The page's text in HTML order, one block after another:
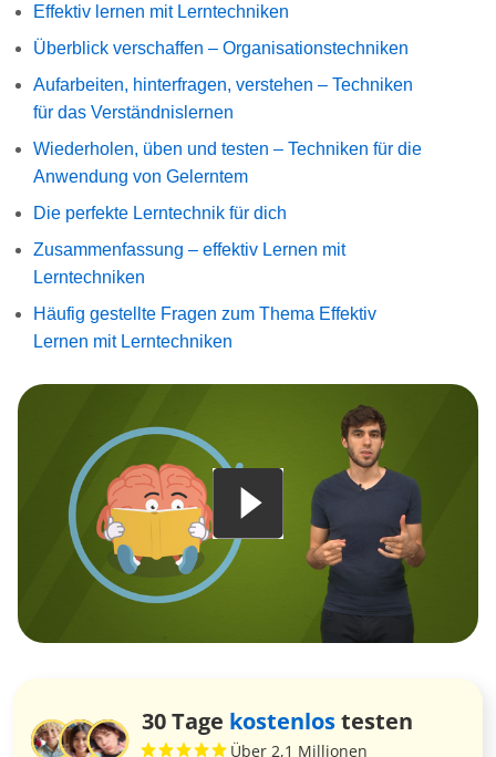
Effektiv lernen mit Lerntechniken
Überblick verschaffen – Organisationstechniken
Aufarbeiten, hinterfragen, verstehen – Techniken
für das Verständnislernen
Wiederholen, üben und testen – Techniken für die
Anwendung von Gelerntem
Die perfekte Lerntechnik für dich
Zusammenfassung – effektiv Lernen mit
Lerntechniken
Häufig gestellte Fragen zum Thema Effektiv
Lernen mit Lerntechniken
30 Tage kostenlostesten
Über 2,1 Millionen